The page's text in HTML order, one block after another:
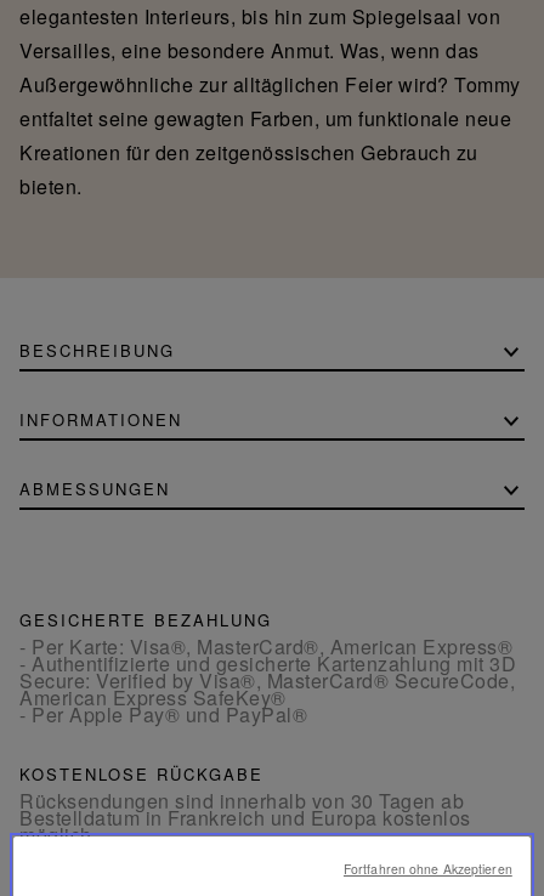
elegantesten Interieurs, bis hin zum Spiegelsaal von
Versailles, eine besondere Anmut. Was, wenn das
Außergewöhnliche zur alltäglichen Feier wird? Tommy
entfaltet seine gewagten Farben, um funktionale neue
Kreationen für den zeitgenössischen Gebrauch zu
bieten.
BESCHREIBUNG
INFORMATIONEN
ABMESSUNGEN
GESICHERTE BEZAHLUNG
- Per Karte: Visa®, MasterCard®, American Express®
- Authentifizierte und gesicherte Kartenzahlung mit 3D
Secure: Verified by Visa®, MasterCard® SecureCode,
American Express SafeKey®
- Per Apple Pay® und PayPal®
KOSTENLOSE RÜCKGABE
Rücksendungen sind innerhalb von 30 Tagen ab
Bestelldatum in Frankreich und Europa kostenlos
möglich.
Fortfahren ohne Akzeptieren